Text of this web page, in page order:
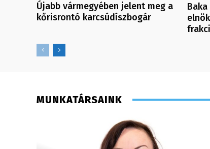
Újabb vármegyében jelent meg a
kőrisrontó karcsúdíszbogár
MUNKATÁRSAINK